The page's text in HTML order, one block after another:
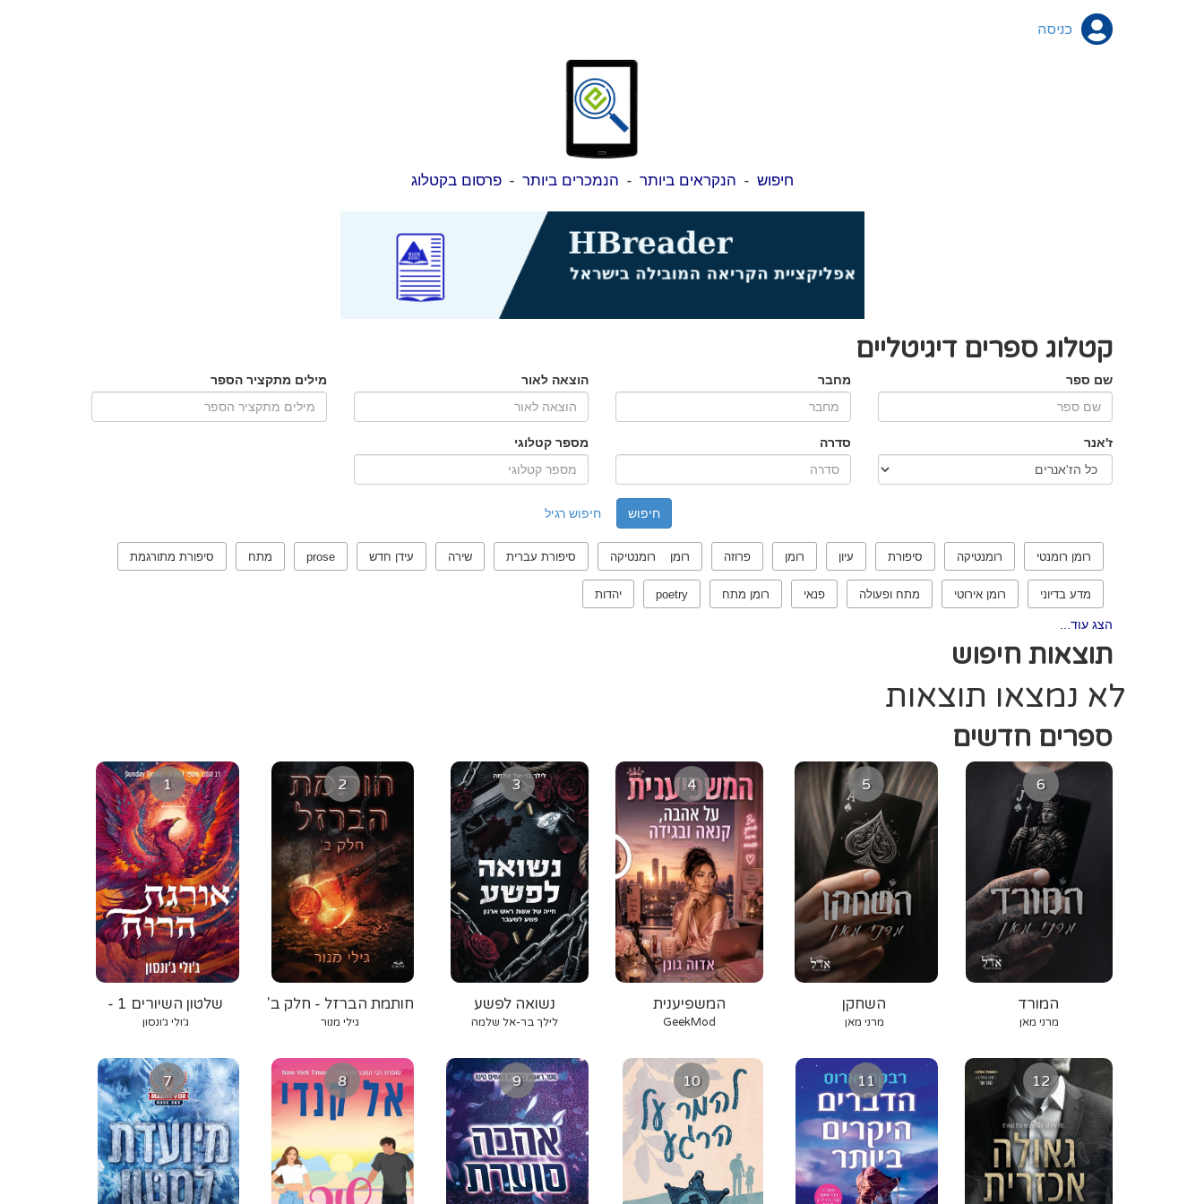
כניסה
חיפוש - הנקראים ביותר - הנמכרים ביותר -פרסום בקטלוג
קטלוג ספרים דיגיטליים
שם ספר מחבר הוצאה לאור מילים מתקציר הספר
ז'אנר סדרה מספר קטלוגי
חיפוש רגיל
רומן רומנטי רומנטיקה סיפורת עיון רומן פרוזה רומן רומנטיקה סיפורת עברית שירה עידן חדש prose מתח סיפורת מתורגמת
מדע בדיוני רומן אירוטי מתח ופעולה פנאי רומן מתח poetry יהדות
הצג עוד...
תוצאות חיפוש
לא נמצאו תוצאות
ספרים חדשים
1
שלטון השיורים 1 -
אורגת הרוח
ג׳ולי ג׳ונסון
2
חותמת הברזל - חלק ב'
גילי מנור
3
נשואה לפשע
לילך בר-אל שלמה
4
המשפיענית
GeekMod
5
השחקן
מרני מאן
6
המורד
מרני מאן
7 8 9 10 11 12